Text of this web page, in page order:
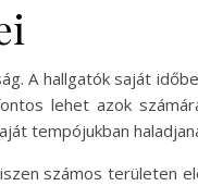
A hallgatók saját
lehet azok
tempójukban
számos területen